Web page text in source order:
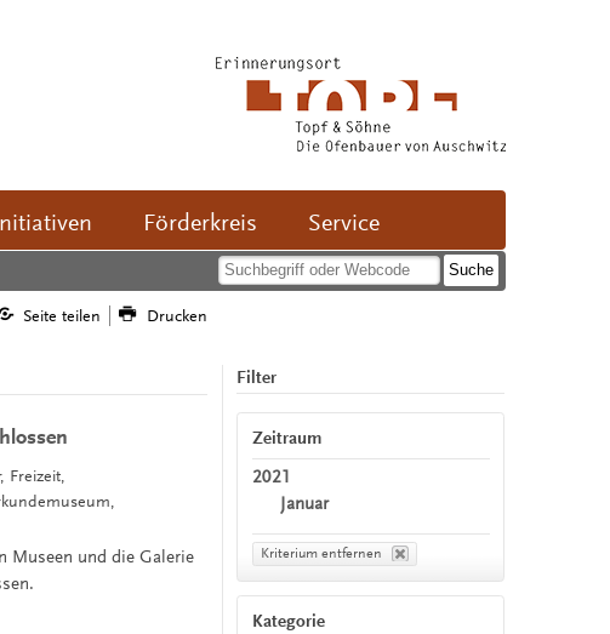
Förderkreis Service
Seite teilen Drucken
Freizeit,
Museen und die Galerie
Filter
Zeitraum
2021
Januar
Kriterium entfernen
Kategorie